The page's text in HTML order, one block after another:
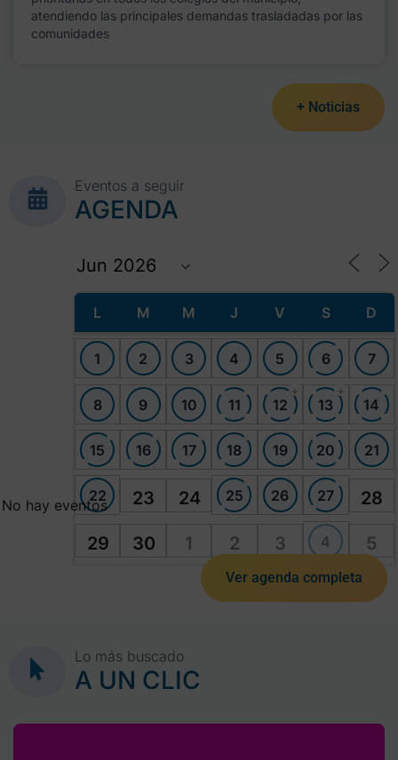
atendiendo las principales demandas trasladadas por las
comunidades
+ Noticias
Eventos a seguir
AGENDA
L M M J V S D
1 2 3 4 5 6 7
8 9 10 11 12
+
13
+
14
15 16 17 18 19 20 21
22 23 24 25 26 27 28
29 30 1 2 3 4 5
No hay eventos
Ver agenda completa
Lo más buscado
A UN CLIC